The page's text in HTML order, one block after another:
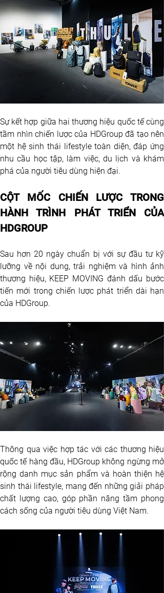
Sự kết hợp giữa hai thương hiệu quốc tế cùng
tầm nhìn chiến lược của HDGroup đã tạo nên
một hệ sinh thái lifestyle toàn diện, đáp ứng
nhu cầu học tập, làm việc, du lịch và khám
phá của người tiêu dùng hiện đại.
CỘT MỐC CHIẾN LƯỢC TRONG
HÀNH TRÌNH PHÁT TRIỂN CỦA
HDGROUP
Sau hơn 20 ngày chuẩn bị với sự đầu tư kỹ
lưỡng về nội dung, trải nghiệm và hình ảnh
thương hiệu, KEEP MOVING đánh dấu bước
tiến mới trong chiến lược phát triển dài hạn
của HDGroup.
Thông qua việc hợp tác với các thương hiệu
quốc tế hàng đầu, HDGroup không ngừng mở
rộng danh mục sản phẩm và hoàn thiện hệ
sinh thái lifestyle, mang đến những giải pháp
chất lượng cao, góp phần nâng tầm phong
cách sống của người tiêu dùng Việt Nam.